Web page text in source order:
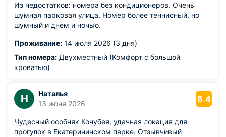
Из недостатков: номера без кондиционеров. Очень
шумная парковая улица. Номер более теннисный, но
шумный и днем и ночью.
Проживание: 14 июля 2026 (3 дня)
Тип номера: Двухместный (Комфорт с большой
кроватью)
Н
Наталья
13 июня 2026
8.4
Чудесный особняк Кочубея, удачная локация для
прогулок в Екатерининском парке. Отзывчивый